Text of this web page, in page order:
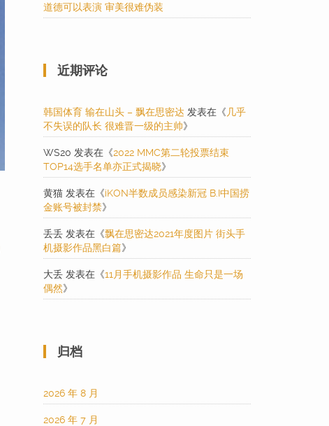
道德可以表演 审美很难伪装
近期评论
韩国体育 输在山头 – 飘在思密达 发表在《 几乎
不失误的队长 很难晋一级的主帅》
WS20 发表在《2022 MMC第二轮投票结束
TOP14选手名单亦正式揭晓》
黄猫 发表在《iKON半数成员感染新冠 B.I中国捞
金账号被封禁》
丢丢 发表在《飘在思密达2021年度图片 街头手
机摄影作品黑白篇》
大丢 发表在《11月手机摄影作品 生命只是一场
偶然》
归档
2026 年 8 月
2026 年 7 月